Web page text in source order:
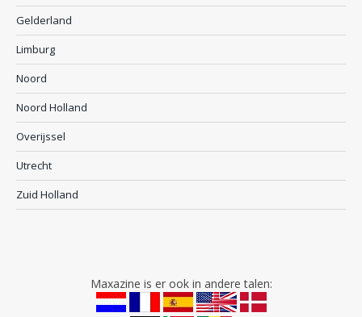
Gelderland
Limburg
Noord
Noord Holland
Overijssel
Utrecht
Zuid Holland
Maxazine is er ook in andere talen: